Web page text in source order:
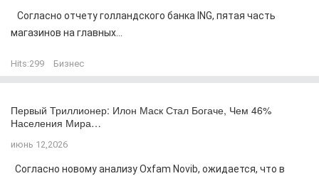
Согласно отчету голландского банка ING, пятая часть
магазинов на главных...
Hits:299 Бизнес
Первый Триллионер: Илон Маск Стал Богаче, Чем 46%
Населения Мира…
июнь 12,2026
Согласно новому анализу Oxfam Novib, ожидается, что в